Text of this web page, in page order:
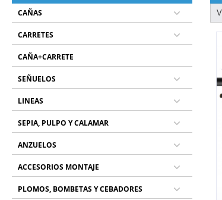
CAÑAS
CARRETES
CAÑA+CARRETE
SEÑUELOS
LINEAS
SEPIA, PULPO Y CALAMAR
ANZUELOS
ACCESORIOS MONTAJE
PLOMOS, BOMBETAS Y CEBADORES